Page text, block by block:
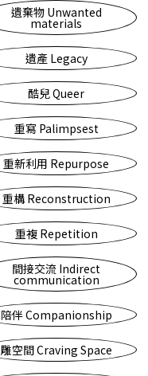
遺棄物 Unwanted
materials
遺產 Legacy
酷兒 Queer
重寫 Palimpsest
重新利用 Repurpose
重構 Reconstruction
重複 Repetition
間接交流 Indirect
communication
陪伴 Companionship
雕空間 Craving Space